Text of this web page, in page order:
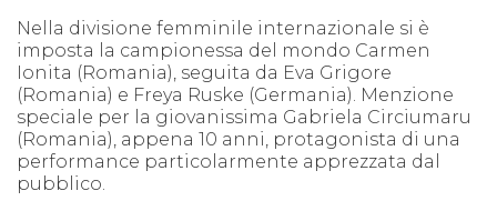
Nella divisione femminile internazionale si è
imposta la campionessa del mondo Carmen
Ionita (Romania), seguita da Eva Grigore
(Romania) e Freya Ruske (Germania). Menzione
speciale per la giovanissima Gabriela Circiumaru
(Romania), appena 10 anni, protagonista di una
performance particolarmente apprezzata dal
pubblico.